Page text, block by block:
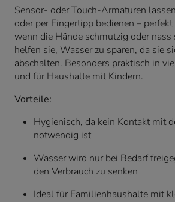
Sensor- oder Touch-Armaturen
oder per Fingertipp bedienen –
wenn die Hände schmutzig oder
helfen sie, Wasser zu sparen, da sie
abschalten. Besonders praktisch in
und für Haushalte mit Kindern.
Vorteile:
Hygienisch, da kein Kontakt mit
notwendig ist
Wasser wird nur bei Bedarf
den Verbrauch zu senken
Ideal für Familienhaushalte mit